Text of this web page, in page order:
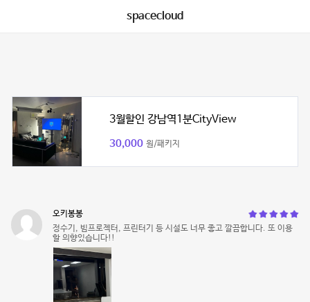
spacecloud
3월할인 강남역1분CityView
30,000 원/패키지
오키봉봉
정수기, 빔프로젝터, 프린터기 등 시설도 너무 좋고 깔끔합니다. 또 이용
할 의향있습니다!!